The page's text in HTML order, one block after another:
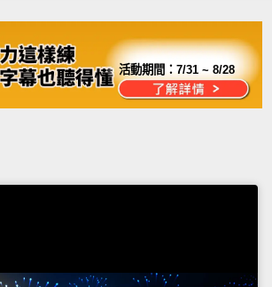
活動期間：7/31 ~ 8/28